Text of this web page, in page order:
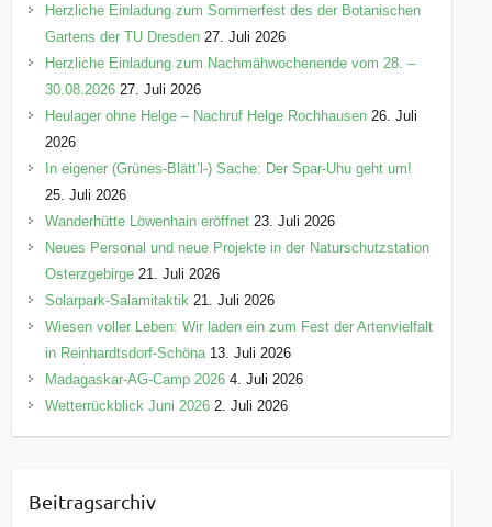
Herzliche Einladung zum Sommerfest des der Botanischen
Gartens der TU Dresden 27. Juli 2026
Herzliche Einladung zum Nachmähwochenende vom 28. –
30.08.2026 27. Juli 2026
Heulager ohne Helge – Nachruf Helge Rochhausen 26. Juli
2026
In eigener (Grünes-Blätt’l-) Sache: Der Spar-Uhu geht um!
25. Juli 2026
Wanderhütte Löwenhain eröffnet 23. Juli 2026
Neues Personal und neue Projekte in der Naturschutzstation
Osterzgebirge 21. Juli 2026
Solarpark-Salamitaktik 21. Juli 2026
Wiesen voller Leben: Wir laden ein zum Fest der Artenvielfalt
in Reinhardtsdorf-Schöna 13. Juli 2026
Madagaskar-AG-Camp 2026 4. Juli 2026
Wetterrückblick Juni 2026 2. Juli 2026
Beitragsarchiv